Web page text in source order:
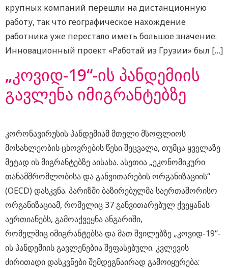
крупных компаний перешли на дистанционную
работу, так что географическое нахождение
работника уже перестало иметь большое значение.
Инновационный проект «Работай из Грузии» был […]
„კოვიდ-19“-ის პანდემიის
გავლენა იმიგრანტებზე
კორონავირუსის პანდემიამ მთელი მსოფლიოს
მოსახლეობის ცხოვრების წესი შეცვალა, თუმცა ყველაზე
მეტად ის მიგრანტებზე აისახა. ასეთია „ეკონომიკური
თანამშრომლობისა და განვითარების ორგანიზაციის“
(OECD) დასკვნა. პარიზში ბაზირებულმა საერთაშორისო
ორგანიზაციამ, რომელიც 37 განვითარებულ ქვეყანას
აერთიანებს, გამოაქვეყნა ანგარიში,
რომელშიც იმიგრანტებსა და მათ შვილებზე „კოვიდ-19“-
ის პანდემიის გავლენებია შეფასებული. კვლევის
ძირითადი დასკვნები შემდეგნაირად გამოიყურება: